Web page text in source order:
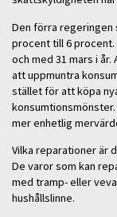
Den förra regeringen
procent till 6 procent.
och med 31 mars i
att uppmuntra
stället för att köpa
mer enhetlig
Vilka reparationer är
De varor som kan
med tramp- eller
hushållslinne.